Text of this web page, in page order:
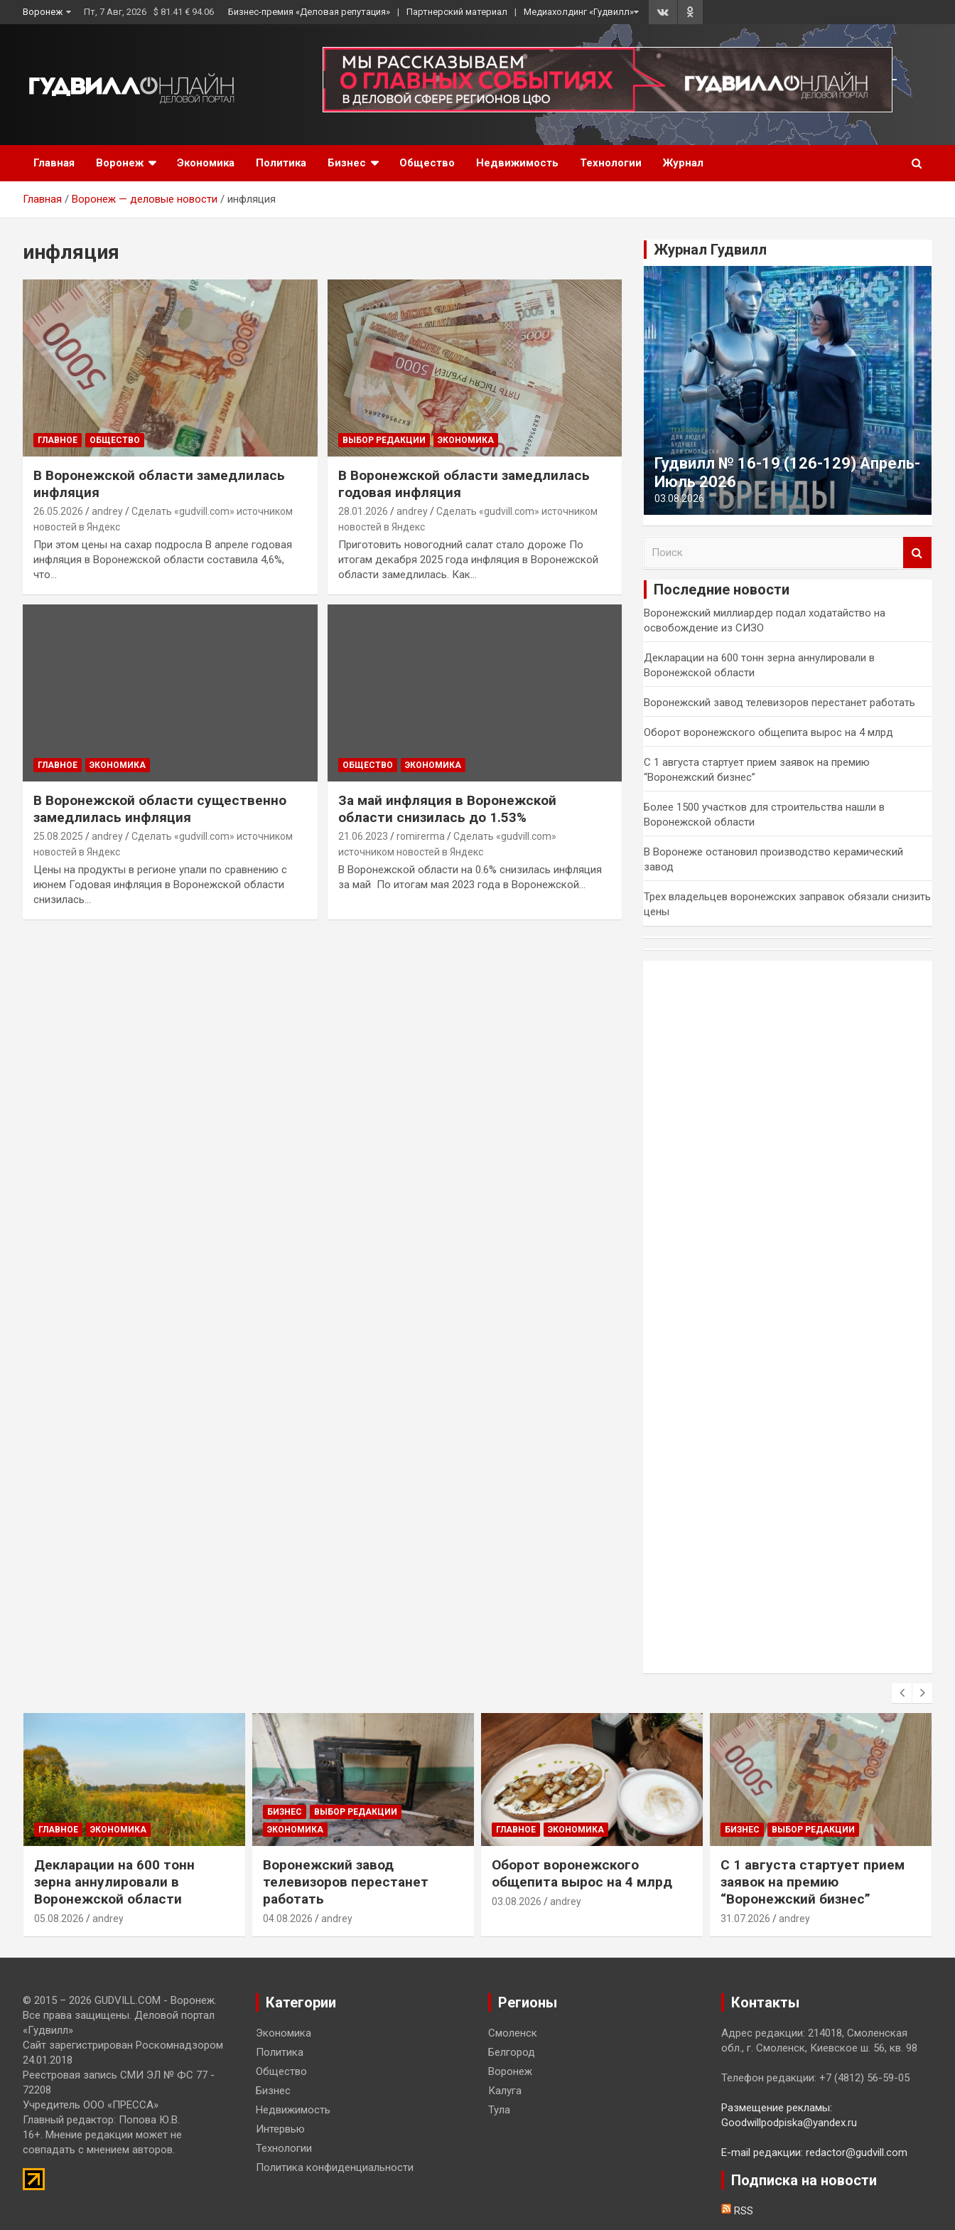
to
Воронеж Пт, 7 Авг, 2026 $ 81.41 € 94.06 Бизнес-премия «Деловая репутация» Партнерский материал Медиахолдинг «Гудвилл»
Главная Воронеж Экономика Политика Бизнес Общество Недвижимость Технологии Журнал
Главная Воронеж — деловые новости инфляция
инфляция
ГЛАВНОЕ ОБЩЕСТВО
В Воронежской области замедлилась
инфляция
26.05.2026 andrey
Сделать «gudvill.com» источником
новостей в Яндекс
При этом цены на сахар подросла В апреле годовая
инфляция в Воронежской области составила 4,6%,
что…
ВЫБОР РЕДАКЦИИ ЭКОНОМИКА
В Воронежской области замедлилась
годовая инфляция
28.01.2026 andrey
Сделать «gudvill.com» источником
новостей в Яндекс
Приготовить новогодний салат стало дороже По
итогам декабря 2025 года инфляция в Воронежской
области замедлилась. Как…
ГЛАВНОЕ ЭКОНОМИКА
В Воронежской области существенно
замедлилась инфляция
25.08.2025 andrey
Сделать «gudvill.com» источником
новостей в Яндекс
Цены на продукты в регионе упали по сравнению с
июнем Годовая инфляция в Воронежской области
снизилась…
ОБЩЕСТВО ЭКОНОМИКА
За май инфляция в Воронежской
области снизилась до 1.53%
21.06.2023 romirerma
Сделать «gudvill.com»
источником новостей в Яндекс
В Воронежской области на 0.6% снизилась инфляция
за май По итогам мая 2023 года в Воронежской…
Журнал Гудвилл
Гудвилл № 16-19 (126-129) Апрель-
Июль 2026
03.08.2026
и
Последние новости
Воронежский миллиардер подал ходатайство на
освобождение из СИЗО
Декларации на 600 тонн зерна аннулировали в
Воронежской области
Воронежский завод телевизоров перестанет работать
Оборот воронежского общепита вырос на 4 млрд
С 1 августа стартует прием заявок на премию
“Воронежский бизнес”
Более 1500 участков для строительства нашли в
Воронежской области
В Воронеже остановил производство керамический
завод
Трех владельцев воронежских заправок обязали снизить
цены
ГЛАВНОЕ ЭКОНОМИКА
Декларации на 600 тонн
зерна аннулировали в
Воронежской области
05.08.2026 andrey
БИЗНЕС
ВЫБОР РЕДАКЦИИ
ЭКОНОМИКА
Воронежский завод
телевизоров перестанет
работать
04.08.2026 andrey
ГЛАВНОЕ ЭКОНОМИКА
Оборот воронежского
общепита вырос на 4 млрд
03.08.2026 andrey
БИЗНЕС ВЫБОР РЕДАКЦИИ
С 1 августа стартует прием
заявок на премию
“Воронежский бизнес”
31.07.2026 andrey
© 2015 – 2026 GUDVILL.COM - Воронеж.
Все права защищены. Деловой портал
«Гудвилл»
Сайт зарегистрирован Роскомнадзором
24.01.2018
Реестровая запись СМИ ЭЛ № ФС 77 -
72208
Учредитель ООО «ПРЕССА»
Главный редактор: Попова Ю.В.
16+. Мнение редакции может не
совпадать с мнением авторов.
Категории
Экономика
Политика
Общество
Бизнес
Недвижимость
Интервью
Технологии
Политика конфиденциальности
Регионы
Смоленск
Белгород
Воронеж
Калуга
Тула
Контакты
Адрес редакции: 214018, Смоленская
обл., г. Смоленск, Киевское ш. 56, кв. 98
Телефон редакции: +7 (4812) 56-59-05
Размещение рекламы:
Goodwillpodpiska@yandex.ru
E-mail редакции: redactor@gudvill.com
Подписка на новости
RSS